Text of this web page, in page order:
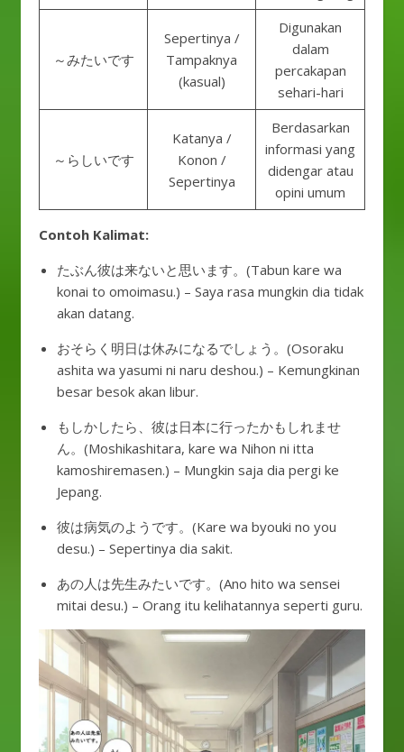
～みたいです
Sepertinya /
Tampaknya
(kasual)
Digunakan
dalam
percakapan
sehari-hari
～らしいです
Katanya /
Konon /
Sepertinya
Berdasarkan
informasi yang
didengar atau
opini umum
Contoh Kalimat:
たぶん彼は来ないと思います。(Tabun kare wa
konai to omoimasu.) – Saya rasa mungkin dia tidak
akan datang.
おそらく明日は休みになるでしょう。(Osoraku
ashita wa yasumi ni naru deshou.) – Kemungkinan
besar besok akan libur.
もしかしたら、彼は日本に行ったかもしれませ
ん。(Moshikashitara, kare wa Nihon ni itta
kamoshiremasen.) – Mungkin saja dia pergi ke
Jepang.
彼は病気のようです。(Kare wa byouki no you
desu.) – Sepertinya dia sakit.
あの人は先生みたいです。(Ano hito wa sensei
mitai desu.) – Orang itu kelihatannya seperti guru.